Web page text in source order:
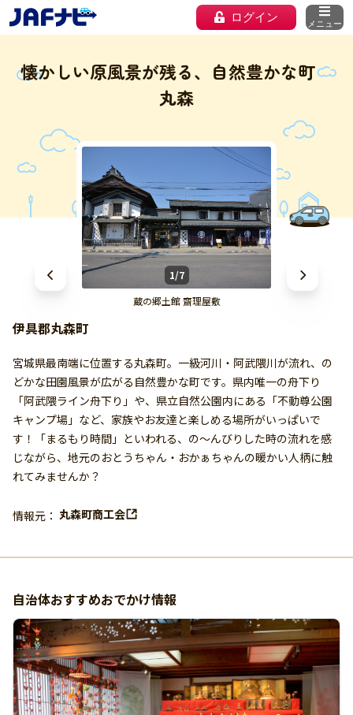
ログイン メニュー
懐かしい原風景が残る、自然豊かな町
丸森
1/7
蔵の郷土館 齋理屋敷
伊具郡丸森町
宮城県最南端に位置する丸森町。一級河川・阿武隈川が流れ、の
どかな田園風景が広がる自然豊かな町です。県内唯一の舟下り
「阿武隈ライン舟下り」や、県立自然公園内にある「不動尊公園
キャンプ場」など、家族やお友達と楽しめる場所がいっぱいで
す！「まるもり時間」といわれる、の〜んびりした時の流れを感
じながら、地元のおとうちゃん・おかぁちゃんの暖かい人柄に触
れてみませんか？
情報元： 丸森町商工会
自治体おすすめおでかけ情報